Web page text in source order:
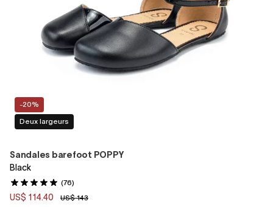
-20%
Deux largeurs
Sandales barefoot POPPY
Black
(76)
US$ 114.40 US$ 143